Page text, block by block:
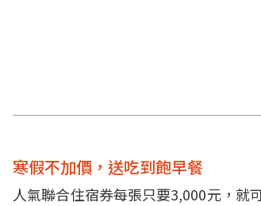
寒假不加價，送吃到飽早餐
人氣聯合住宿券每張只要3,000元，就